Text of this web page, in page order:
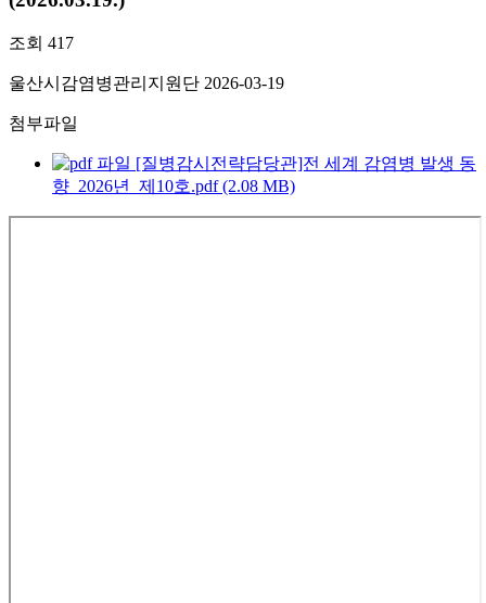
조회 417
울산시감염병관리지원단 2026-03-19
첨부파일
[질병감시전략담당관]전 세계 감염병 발생 동
향_2026년_제10호.pdf (2.08 MB)